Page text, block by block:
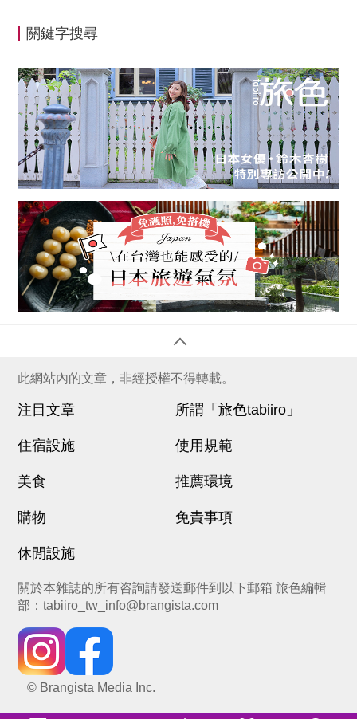
關鍵字搜尋
此網站內的文章，非經授權不得轉載。
注目文章
住宿設施
美食
購物
休閒設施
所謂「旅色tabiiro」
使用規範
推薦環境
免責事項
關於本雜誌的所有咨詢請發送郵件到以下郵箱 旅色編輯
部：tabiiro_tw_info@brangista.com
© Brangista Media Inc.